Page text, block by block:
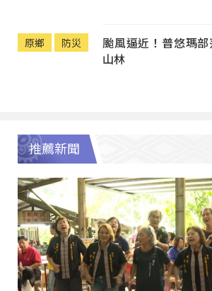
原鄉 防災
颱風逼近！普悠瑪
山林
推薦新聞